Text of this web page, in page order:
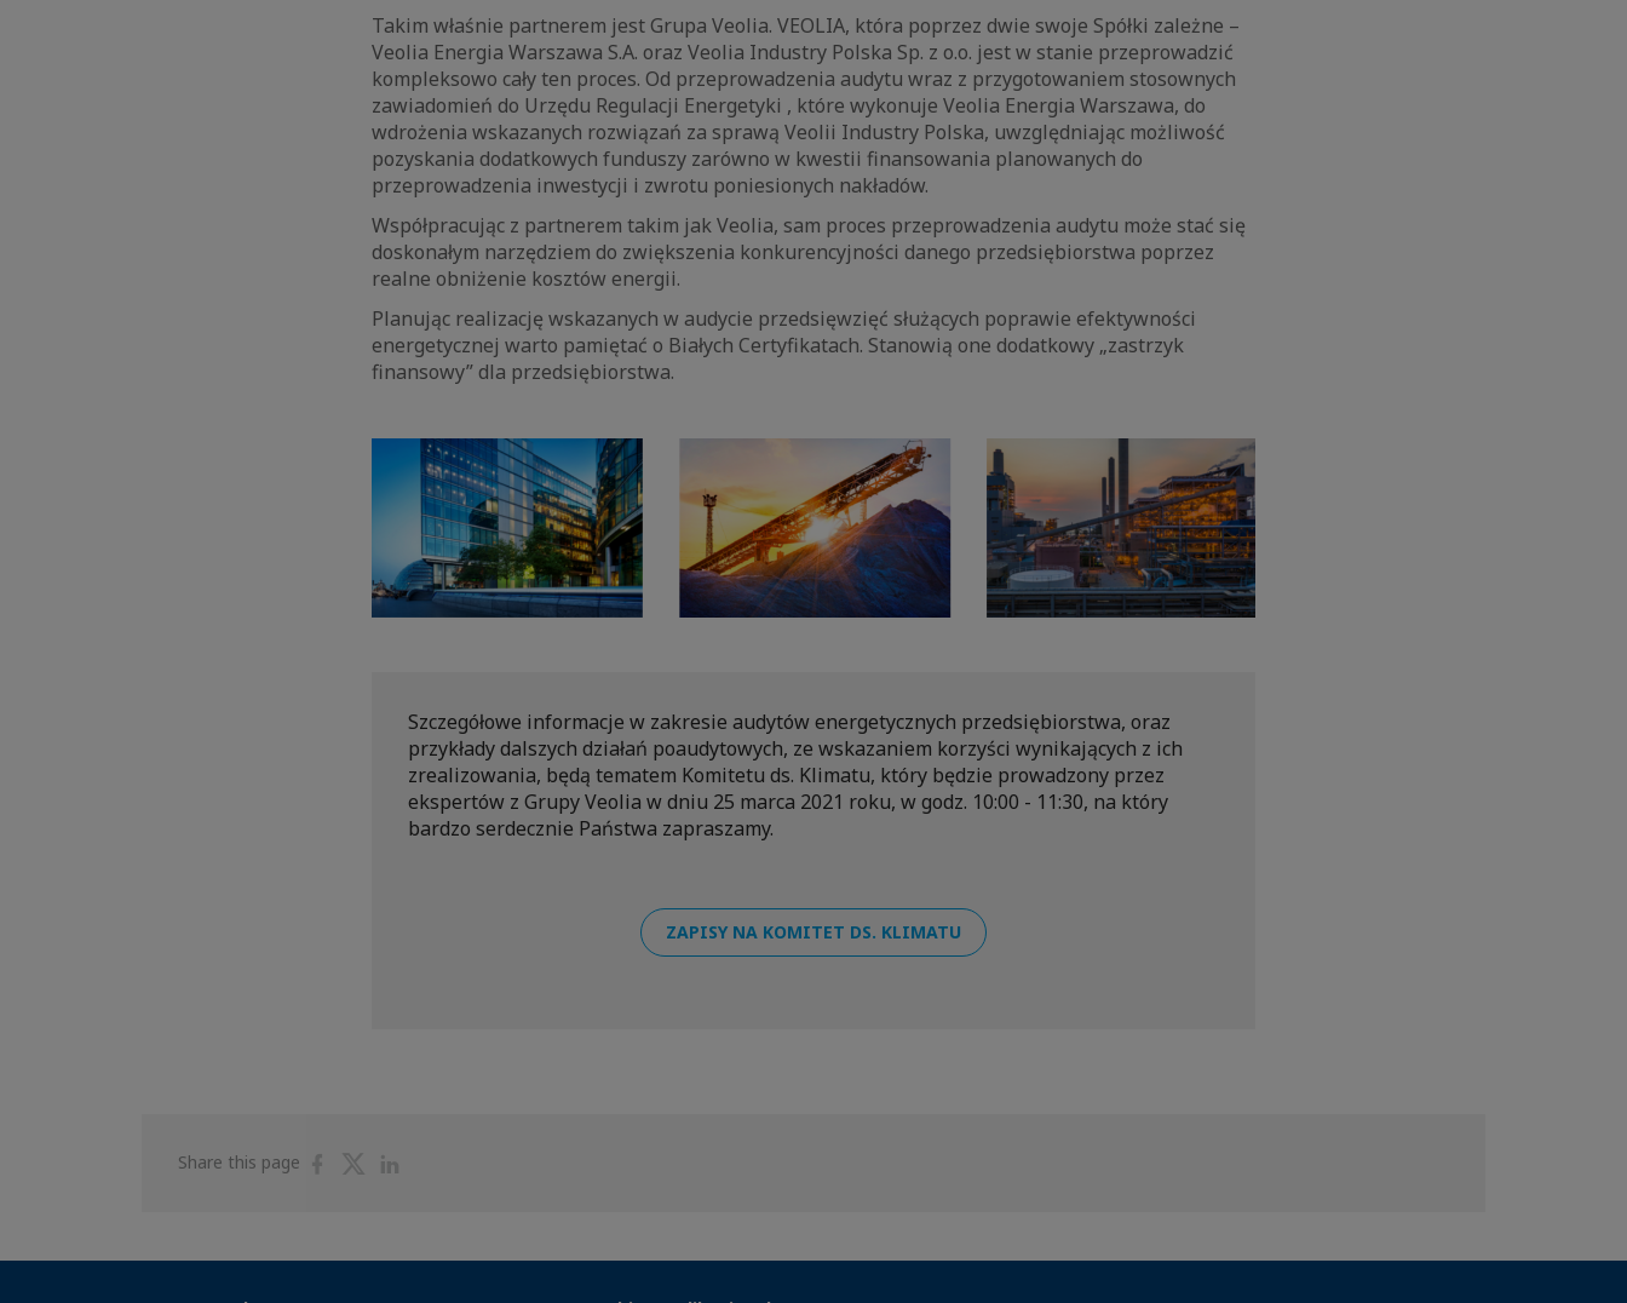
Takim właśnie partnerem jest Grupa Veolia. VEOLIA, która poprzez dwie swoje Spółki zależne –
Veolia Energia Warszawa S.A. oraz Veolia Industry Polska Sp. z o.o. jest w stanie przeprowadzić
kompleksowo cały ten proces. Od przeprowadzenia audytu wraz z przygotowaniem stosownych
zawiadomień do Urzędu Regulacji Energetyki , które wykonuje Veolia Energia Warszawa, do
wdrożenia wskazanych rozwiązań za sprawą Veolii Industry Polska, uwzględniając możliwość
pozyskania dodatkowych funduszy zarówno w kwestii finansowania planowanych do
przeprowadzenia inwestycji i zwrotu poniesionych nakładów.
Współpracując z partnerem takim jak Veolia, sam proces przeprowadzenia audytu może stać się
doskonałym narzędziem do zwiększenia konkurencyjności danego przedsiębiorstwa poprzez
realne obniżenie kosztów energii.
Planując realizację wskazanych w audycie przedsięwzięć służących poprawie efektywności
energetycznej warto pamiętać o Białych Certyfikatach. Stanowią one dodatkowy „zastrzyk
finansowy” dla przedsiębiorstwa.
Szczegółowe informacje w zakresie audytów energetycznych przedsiębiorstwa, oraz
przykłady dalszych działań poaudytowych, ze wskazaniem korzyści wynikających z ich
zrealizowania, będą tematem Komitetu ds. Klimatu, który będzie prowadzony przez
ekspertów z Grupy Veolia w dniu 25 marca 2021 roku, w godz. 10:00 - 11:30, na który
bardzo serdecznie Państwa zapraszamy.
ZAPISY NA KOMITET DS. KLIMATU
Share this page
ShareShare